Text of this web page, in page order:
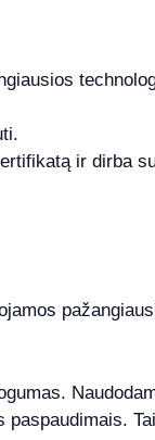
ir dirba